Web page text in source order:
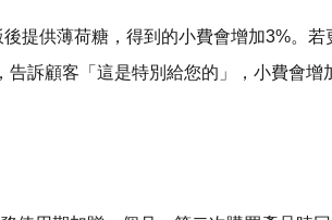
提供薄荷糖，得到的小費會增加3%。
訴顧客「這是特別給您的」，小費會增